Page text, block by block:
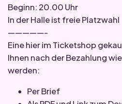
Beginn: 20.00 Uhr
In der Halle ist freie Platzwahl
—————-
Eine hier im Ticketshop
Ihnen nach der Bezahlung
werden:
Per Brief